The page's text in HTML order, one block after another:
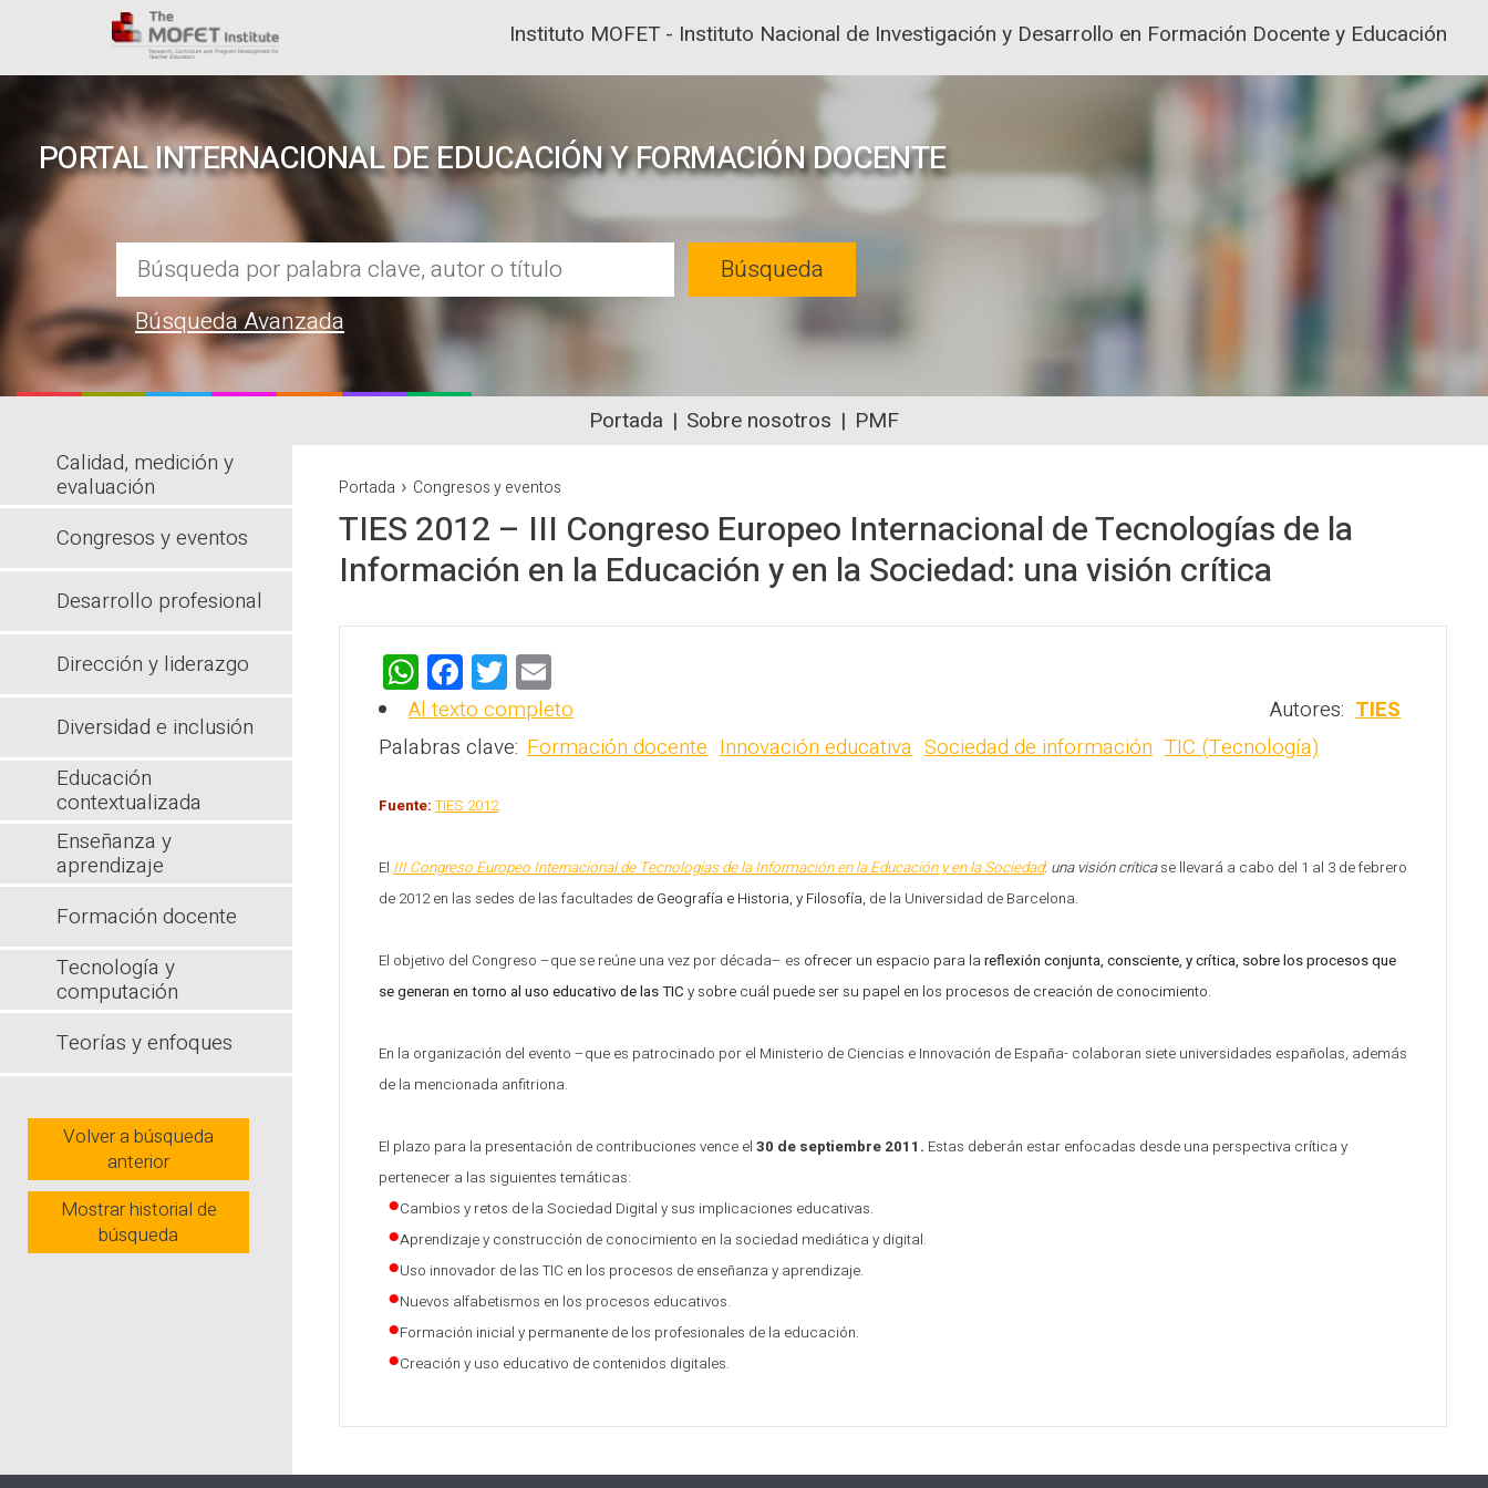
Instituto MOFET - Instituto Nacional de Investigación y Desarrollo en Formación Docente y Educación
PORTAL INTERNACIONAL DE EDUCACIÓN Y FORMACIÓN DOCENTE
REPOSITORIO EN LÍNEA DE CONTENIDOS ACADÉMICOS SOBRE EDUCACIÓN Y FORMACIÓN DEL
Búsqueda
Búsqueda Avanzada
Portada Sobre nosotros PMF
Portada › Congresos y eventos
TIES 2012 – III Congreso Europeo Internacional de Tecnologías de la
Información en la Educación y en la Sociedad: una visión crítica
W
h
at
A
p
p
F
a
ce
o
o
k
T
wi
tt
m
ai
Autores: TIES
Palabras clave: Formación docente Innovación educativa Sociedad de información TIC (Tecnología)
Al texto completo
Fuente: TIES 2012
El III Congreso Europeo Internacional de Tecnologías de la Información en la Educación y en la Sociedad: una visión críticase llevará a cabo del 1 al 3 de febrero
de 2012 en las sedes de las facultades de Geografía e Historia, y Filosofía, de la Universidad de Barcelona.
El objetivo del Congreso –que se reúne una vez por década– es ofrecer un espacio para la reflexión conjunta, consciente, y crítica, sobre los procesos que
se generan en torno al uso educativo de las TIC y sobre cuál puede ser su papel en los procesos de creación de conocimiento.
En la organización del evento –que es patrocinado por el Ministerio de Ciencias e Innovación de España- colaboran siete universidades españolas, además
de la mencionada anfitriona.
El plazo para la presentación de contribuciones vence el 30 de septiembre 2011. Estas deberán estar enfocadas desde una perspectiva crítica y
pertenecer a las siguientes temáticas:
Cambios y retos de la Sociedad Digital y sus implicaciones educativas.
Aprendizaje y construcción de conocimiento en la sociedad mediática y digital.
Uso innovador de las TIC en los procesos de enseñanza y aprendizaje.
Nuevos alfabetismos en los procesos educativos.
Formación inicial y permanente de los profesionales de la educación.
Creación y uso educativo de contenidos digitales.
Calidad, medición y
evaluación
Congresos y eventos
Desarrollo profesional
Dirección y liderazgo
Diversidad e inclusión
Educación
contextualizada
Enseñanza y
aprendizaje
Formación docente
Tecnología y
computación
Teorías y enfoques
Volver a búsqueda
anterior
Mostrar historial de
búsqueda